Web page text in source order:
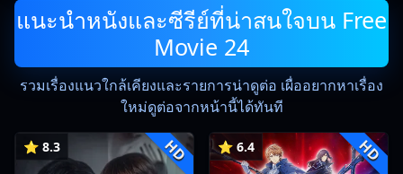
แนะนำหนังและซีรีย์ที่น่าสนใจบน Free
Movie 24
รวมเรื่องแนวใกล้เคียงและรายการน่าดูต่อ เผื่ออยากหาเรื่อง
ใหม่ดูต่อจากหน้านี้ได้ทันที
⭐ 8.3 HD ⭐ 6.4 HD